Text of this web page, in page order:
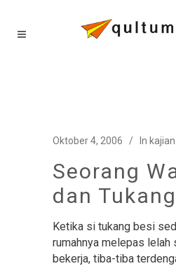
Oktober 4, 2006 In
Seorang
dan
Ketika si tukang besi
rumahnya melepas lelah
bekerja, tiba-tiba